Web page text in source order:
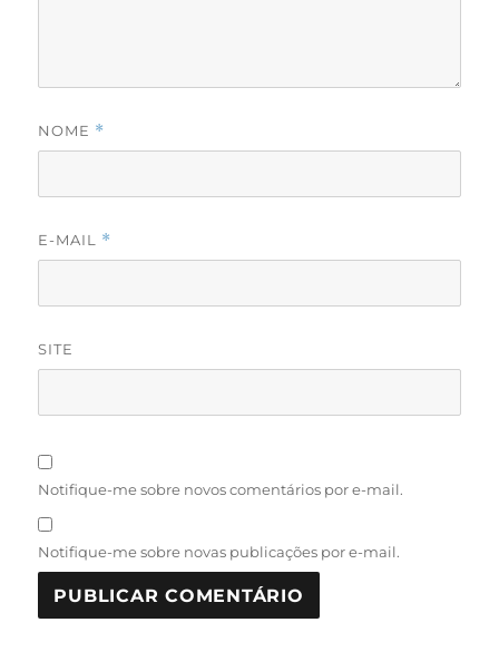
NOME *
E-MAIL *
SITE
Notifique-me sobre novos comentários por e-mail.
Notifique-me sobre novas publicações por e-mail.